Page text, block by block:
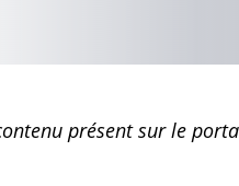
présent sur le